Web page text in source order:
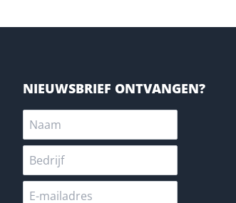
NIEUWSBRIEF ONTVANGEN?